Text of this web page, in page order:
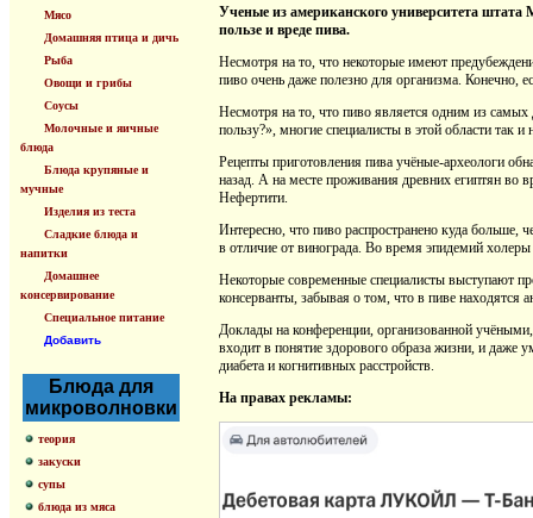
Мясо
Домашняя птица и дичь
Рыба
Овощи и грибы
Соусы
Молочные и яичные
блюда
Блюда крупяные и
мучные
Изделия из теста
Сладкие блюда и
напитки
Домашнее
консервирование
Специальное питание
Добавить
Блюда для
микроволновки
теория
закуски
супы
блюда из мяса
Ученые из американского университета
пользе и вреде пива.
Несмотря на то, что некоторые имеют
пиво очень даже полезно для организма. Конечно,
Несмотря на то, что пиво является одним из
пользу?», многие специалисты в этой области так и
Рецепты приготовления пива учёные-археологи
назад. А на месте проживания древних египтян
Нефертити.
Интересно, что пиво распространено куда больше,
в отличие от винограда. Во время эпидемий
Некоторые современные специалисты выступают
консерванты, забывая о том, что в пиве находятся
Доклады на конференции, организованной
входит в понятие здорового образа жизни, и даже
диабета и когнитивных расстройств.
На правах рекламы: